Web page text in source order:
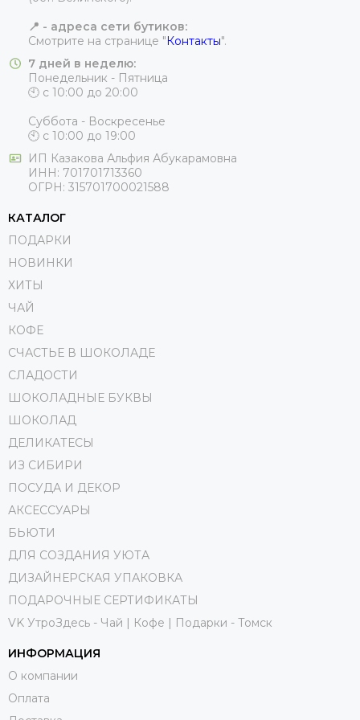
📍 - адреса сети бутиков:
Смотрите на странице "Контакты".
7 дней в неделю:
Понедельник - Пятница
🕙 с 10:00 до 20:00
Суббота - Воскресенье
🕙 с 10:00 до 19:00
ИП Казакова Альфия Абукарамовна
ИНН: 701701713360
ОГРН: 315701700021588
КАТАЛОГ
ПОДАРКИ
НОВИНКИ
ХИТЫ
ЧАЙ
КОФЕ
СЧАСТЬЕ В ШОКОЛАДЕ
СЛАДОСТИ
ШОКОЛАДНЫЕ БУКВЫ
ШОКОЛАД
ДЕЛИКАТЕСЫ
ИЗ СИБИРИ
ПОСУДА И ДЕКОР
АКСЕССУАРЫ
БЬЮТИ
ДЛЯ СОЗДАНИЯ УЮТА
ДИЗАЙНЕРСКАЯ УПАКОВКА
ПОДАРОЧНЫЕ СЕРТИФИКАТЫ
VK УтроЗдесь - Чай | Кофе | Подарки - Томск
ИНФОРМАЦИЯ
О компании
Оплата